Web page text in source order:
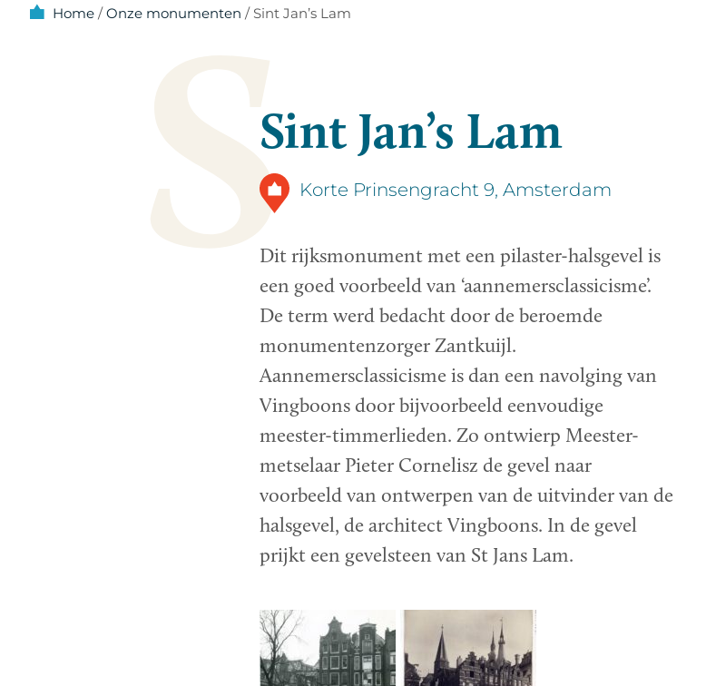
Home/Onze monumenten / Sint Jan’s Lam
S
Sint Jan’s Lam
Korte Prinsengracht 9, Amsterdam
Dit rijksmonument met een pilaster-halsgevel is
een goed voorbeeld van ‘aannemersclassicisme’.
De term werd bedacht door de beroemde
monumentenzorger Zantkuijl.
Aannemersclassicisme is dan een navolging van
Vingboons door bijvoorbeeld eenvoudige
meester-timmerlieden. Zo ontwierp Meester-
metselaar Pieter Cornelisz de gevel naar
voorbeeld van ontwerpen van de uitvinder van de
halsgevel, de architect Vingboons. In de gevel
prijkt een gevelsteen van St Jans Lam.